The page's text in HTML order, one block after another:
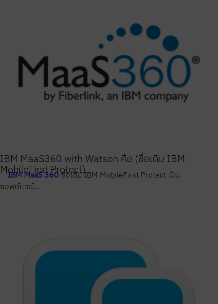
IBM MaaS360 with Watson คือ (ชื่อเดิม IBM
MobileFirst Protect)
IBM MaaS 360 ชื่อเดิม IBM MobileFirst Protect เป็น
ซอฟต์เเวร์...